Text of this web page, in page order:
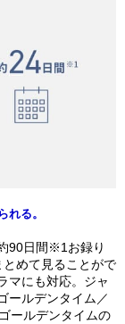
れる。
90日間※1お録り
めて見ることがで
マにも対応。ジャ
ールデンタイム／
ールデンタイムの